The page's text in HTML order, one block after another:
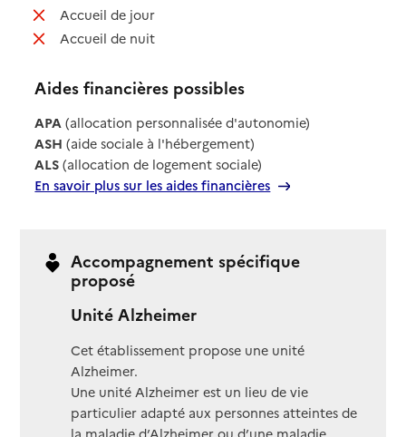
Accueil de jour: non disponible
Accueil de nuit: non disponible
Aides financières possibles
APA (allocation personnalisée d'autonomie)
ASH (aide sociale à l'hébergement)
ALS (allocation de logement sociale)
En savoir plus sur les aides financières
Accompagnement spécifique
proposé
Unité Alzheimer
Cet établissement propose une unité
Alzheimer.
Une unité Alzheimer est un lieu de vie
particulier adapté aux personnes atteintes de